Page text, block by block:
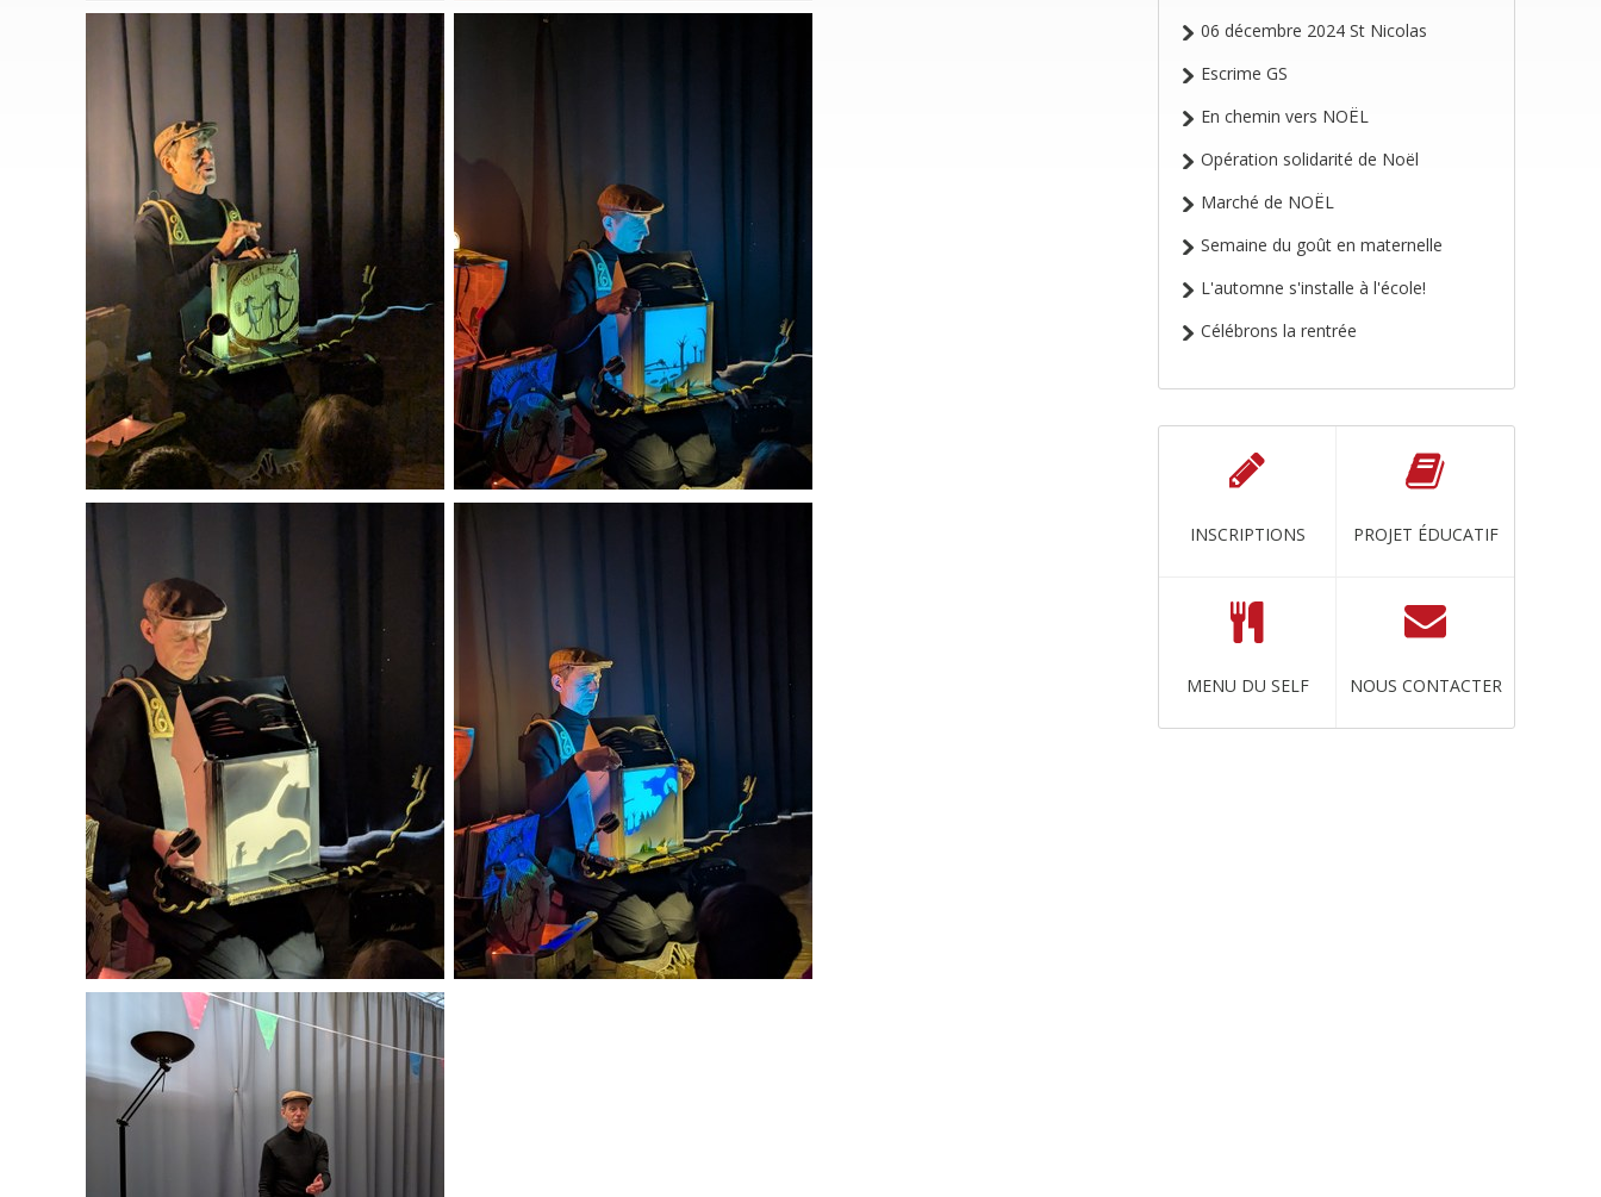
06 décembre 2024 St Nicolas
Escrime GS
En chemin vers NOËL
Opération solidarité de Noël
Marché de NOËL
Semaine du goût en maternelle
L'automne s'installe à l'école!
Célébrons la rentrée
INSCRIPTIONS PROJET ÉDUCATIF
MENU DU SELF NOUS CONTACTER